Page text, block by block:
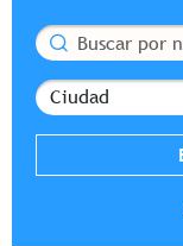
Buscar
Ciudad